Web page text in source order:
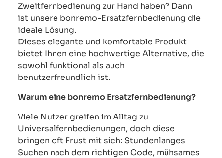
Zweitfernbedienung zur Hand haben? Dann
ist unsere bonremo-Ersatzfernbedienung die
ideale Lösung.
Dieses elegante und komfortable Produkt
bietet Ihnen eine hochwertige Alternative, die
sowohl funktional als auch
benutzerfreundlich ist.
Warum eine bonremo Ersatzfernbedienung?
Viele Nutzer greifen im Alltag zu
Universalfernbedienungen, doch diese
bringen oft Frust mit sich: Stundenlanges
Suchen nach dem richtigen Code, mühsames